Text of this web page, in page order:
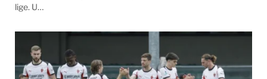
lige. U…